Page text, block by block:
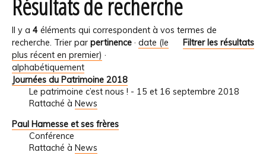
Résultats de recherche
Il y a 4 éléments qui correspondent à vos termes de
recherche.
Filtrer les résultats
Trier par pertinence · date (le
plus récent en premier) ·
alphabétiquement
Journées du Patrimoine 2018
Le patrimoine c’est nous ! - 15 et 16 septembre 2018
Rattaché à News
Paul Hamesse et ses frères
Conférence
Rattaché à News